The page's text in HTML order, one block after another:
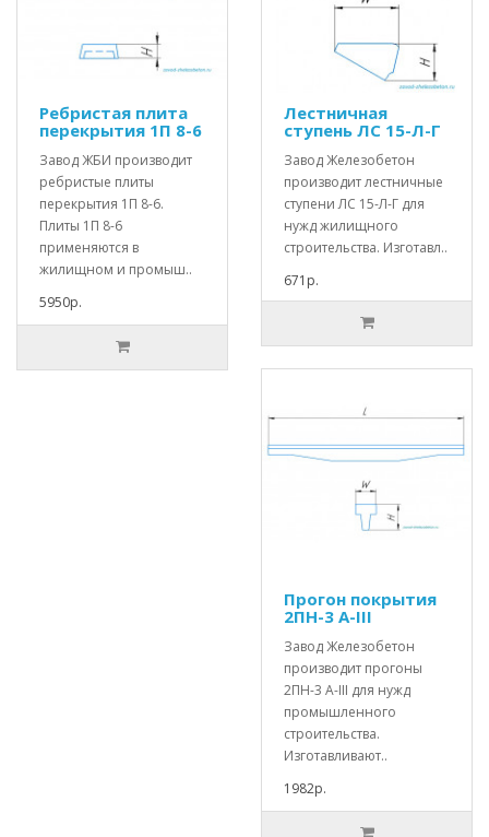
Ребристая плита
перекрытия 1П 8-6
Завод ЖБИ производит
ребристые плиты
перекрытия 1П 8-6.
Плиты 1П 8-6
применяются в
жилищном и промыш..
5950р.
Лестничная
ступень ЛС 15-Л-Г
Завод Железобетон
производит лестничные
ступени ЛС 15-Л-Г для
нужд жилищного
строительства. Изготавл..
671р.
Прогон покрытия
2ПН-3 А-III
Завод Железобетон
производит прогоны
2ПН-3 А-III для нужд
промышленного
строительства.
Изготавливают..
1982р.